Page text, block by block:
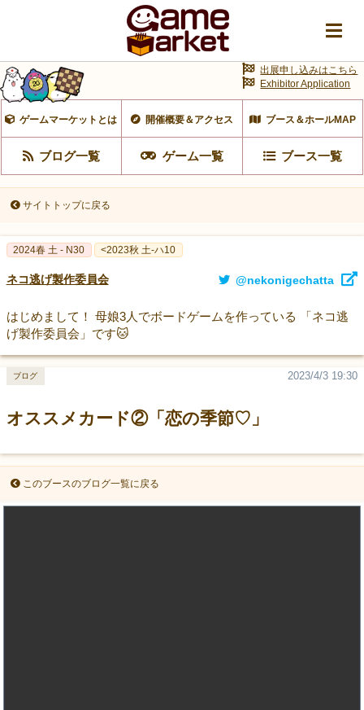
ゲームマーケットとは 開催概要＆アクセス ブース＆ホールMAP
ブログ一覧 ゲーム一覧 ブース一覧
出展申し込みはこちら
Exhibitor Application
サイトトップに戻る
2024春 土 - N30 <2023秋 土-ハ10
ネコ逃げ製作委員会 @nekonigechatta
はじめまして！ 母娘3人でボードゲームを作っている 「ネコ逃
げ製作委員会」です🐱
オススメカード②「恋の季節♡」
2023/4/3 19:30
ブログ
このブースのブログ一覧に戻る